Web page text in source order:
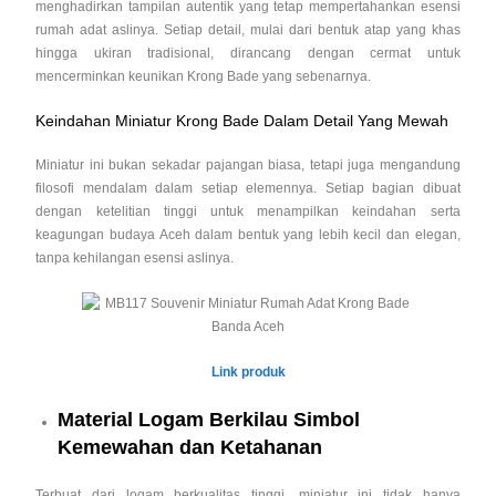
menghadirkan tampilan autentik yang tetap mempertahankan esensi
rumah adat aslinya. Setiap detail, mulai dari bentuk atap yang khas
hingga ukiran tradisional, dirancang dengan cermat untuk
mencerminkan keunikan Krong Bade yang sebenarnya.
Keindahan Miniatur Krong Bade Dalam Detail Yang Mewah
Miniatur ini bukan sekadar pajangan biasa, tetapi juga mengandung
filosofi mendalam dalam setiap elemennya. Setiap bagian dibuat
dengan ketelitian tinggi untuk menampilkan keindahan serta
keagungan budaya Aceh dalam bentuk yang lebih kecil dan elegan,
tanpa kehilangan esensi aslinya.
Link produk
Material Logam Berkilau Simbol
Kemewahan dan Ketahanan